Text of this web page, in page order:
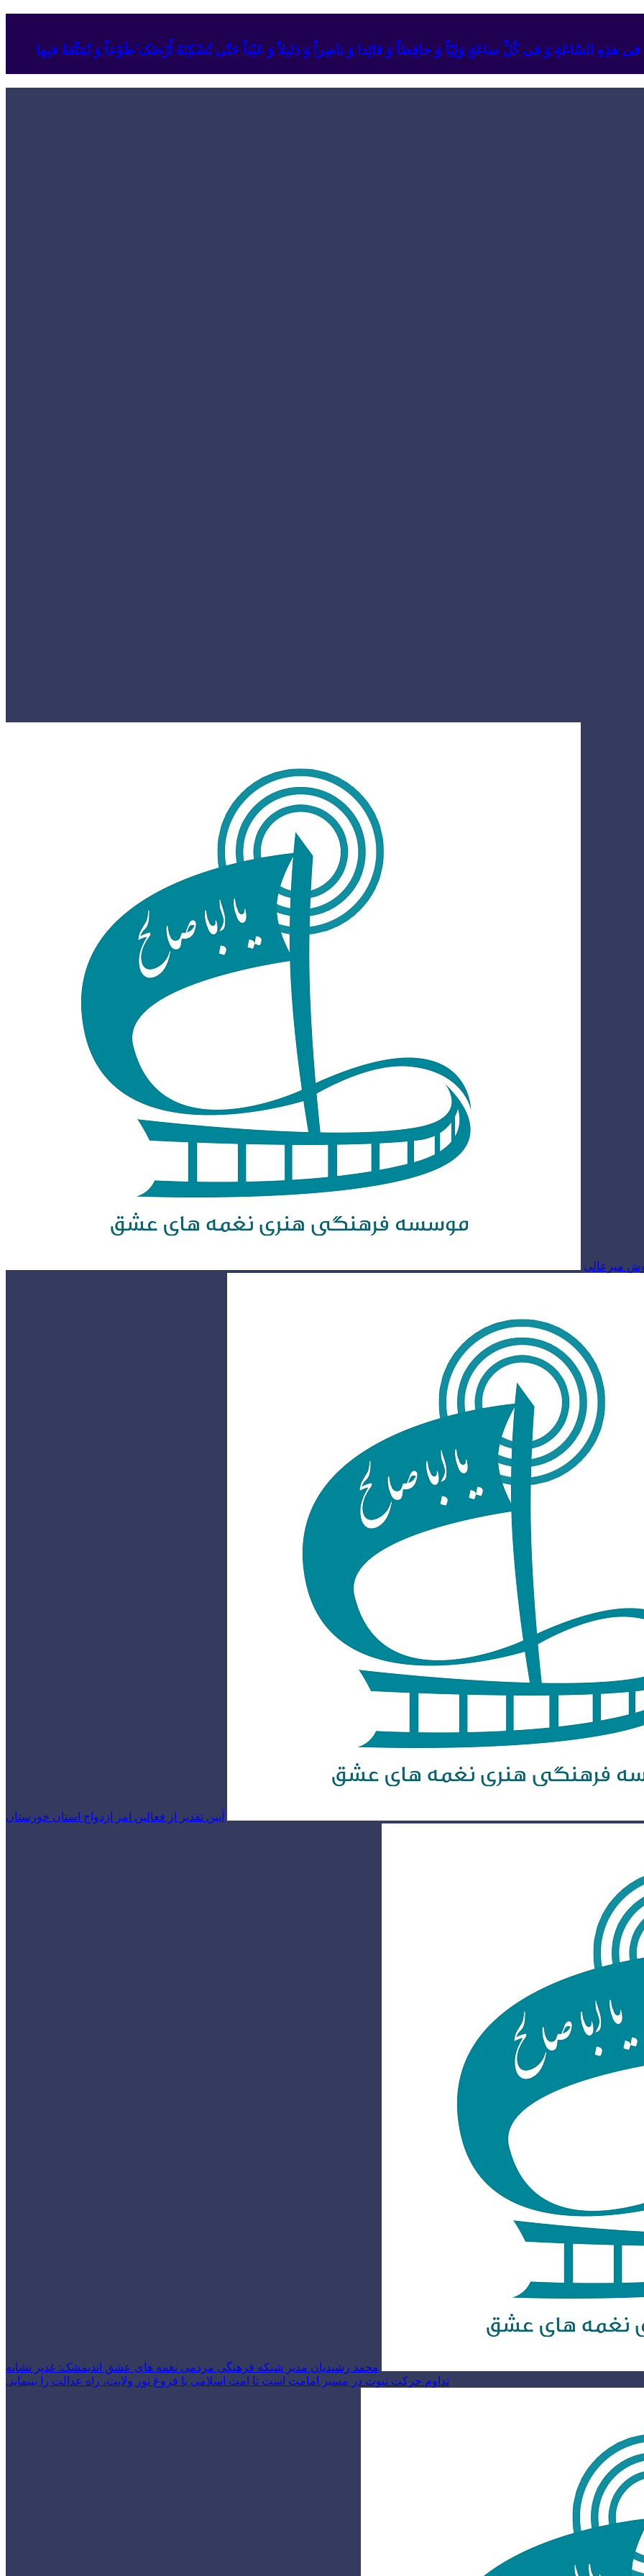
هذِهِ السّاعَةِ وَ فی کُلِّ ساعَةٍ وَلِیّاً وَ حافِظاً وَ قائِدا ‏وَ ناصِراً وَ دَلیلاً وَ عَیْناً حَتّى تُسْکِنَهُ أَرْضَک َطَوْعاً وَ تُمَتِّعَهُ فیها
میرعالی
آیین تقدیر از فعالین امر ازدواج استان خوزستان
محمد رشیدیان مدیر شبکه فرهنگی مردمی نغمه های عشق اندیمشک: غدیر نشانه
تداوم حرکت نبوت در مسیر امامت است تا امت اسلامی با فروغ نور ولایت، راه عدالت را بپیماید.